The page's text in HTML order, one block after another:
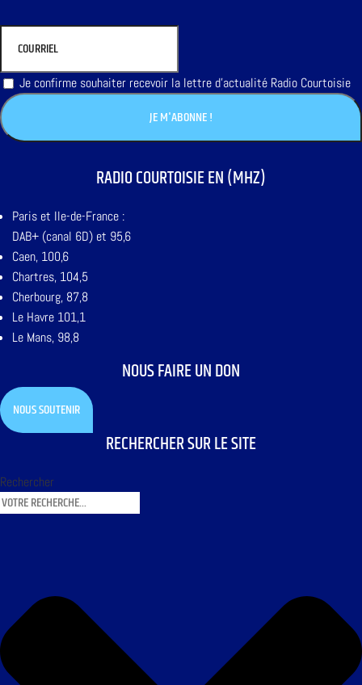
Je confirme souhaiter recevoir la lettre d'actualité Radio Courtoisie
RADIO COURTOISIE EN (MHZ)
Paris et Ile-de-France :
DAB+ (canal 6D) et 95,6
Caen, 100,6
Chartres, 104,5
Cherbourg, 87,8
Le Havre 101,1
Le Mans, 98,8
NOUS FAIRE UN DON
NOUS SOUTENIR
RECHERCHER SUR LE SITE
Rechercher